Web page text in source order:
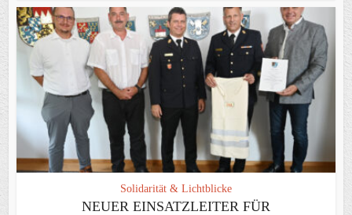
Solidarität & Lichtblicke
NEUER EINSATZLEITER FÜR